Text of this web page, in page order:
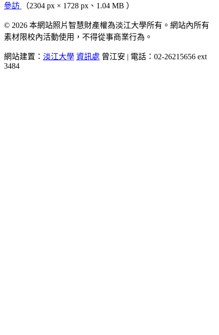
參訪
（2304 px × 1728 px、1.04 MB ）
© 2026 本網站照片智慧財產權為淡江大學所有。網站內所有
素材限校內活動使用，不得從事商業行為。
網站建置： 淡江大學 資訊處 曾江安 | 電話：02-26215656 ext
3484